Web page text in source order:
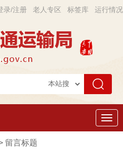
录/注册 老人专区 标签库 运行情况
导
航
留言标题